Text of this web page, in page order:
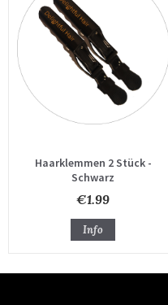
Haarklemmen 2 Stück -
Schwarz
€1.99
Info